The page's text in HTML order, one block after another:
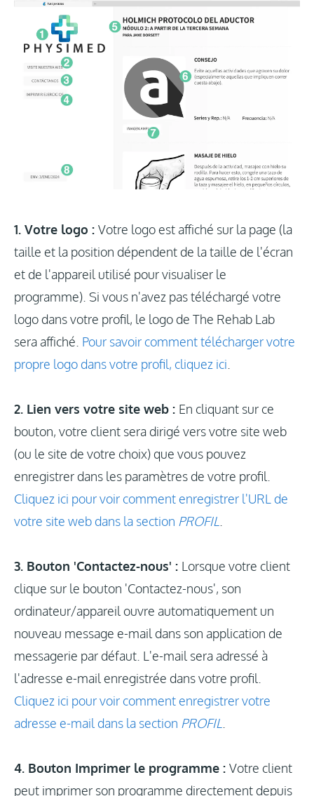
1. Votre logo :Votre logo est affiché sur la page (la
taille et la position dépendent de la taille de l'écran
et de l'appareil utilisé pour visualiser le
programme). Si vous n'avez pas téléchargé votre
logo dans votre profil, le logo de The Rehab Lab
sera affiché. Pour savoir comment télécharger votre
propre logo dans votre profil, cliquez ici
2. Lien vers votre site web : En cliquant sur ce
bouton, votre client sera dirigé vers votre site web
(ou le site de votre choix) que vous pouvez
enregistrer dans les paramètres de votre profil.
Cliquez ici pour voir comment enregistrer l'URL de
votre site web dans la section PROFIL
3. Bouton 'Contactez-nous' : Lorsque votre client
clique sur le bouton 'Contactez-nous', son
ordinateur/appareil ouvre automatiquement un
nouveau message e-mail dans son application de
messagerie par défaut. L'e-mail sera adressé à
l'adresse e-mail enregistrée dans votre profil.
Cliquez ici pour voir comment enregistrer votre
adresse e-mail dans la section PROFIL
4. Bouton Imprimer le programme :Votre client
peut imprimer son programme directement depuis